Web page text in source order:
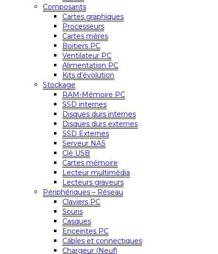
Composants
Cartes graphiques
Processeurs
Cartes mères
Boitiers PC
Ventilateur PC
Alimentation PC
Kits d’évolution
Stockage
RAM-Mémoire PC
SSD internes
Disques durs internes
Disques durs externes
SSD Externes
Serveur NAS
Clé USB
Cartes mémoire
Lecteur multimédia
Lecteurs graveurs
Périphériques – Réseau
Claviers PC
Souris
Casques
Enceintes PC
Câbles et connectiques
Chargeur (Neuf)